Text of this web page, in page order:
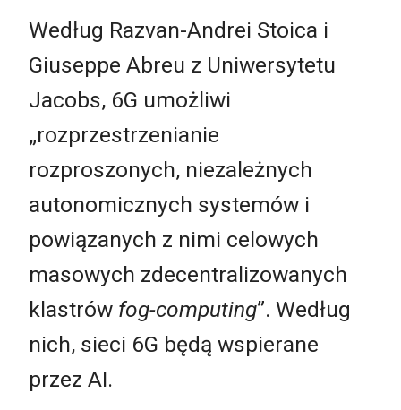
Według Razvan-Andrei Stoica i
Giuseppe Abreu z Uniwersytetu
Jacobs, 6G umożliwi
„rozprzestrzenianie
rozproszonych, niezależnych
autonomicznych systemów i
powiązanych z nimi celowych
masowych zdecentralizowanych
klastrów fog-computing”. Według
nich, sieci 6G będą wspierane
przez AI.